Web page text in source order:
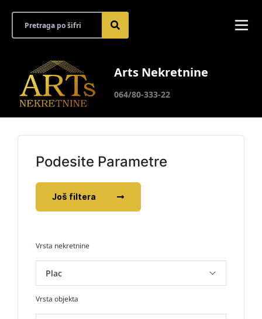
Arts Nekretnine
064/80-333-22
Podesite Parametre
Još filtera
Vrsta nekretnine
Vrsta objekta